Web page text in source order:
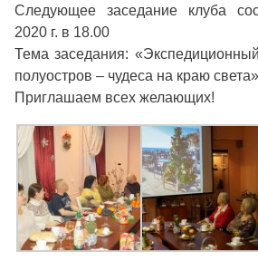
Следующее заседание клуба
2020 г. в 18.00
Тема заседания:
полуостров – чудеса на краю
Приглашаем всех желающих!